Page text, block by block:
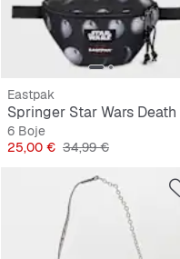
Eastpak
6 Boje
Cijena
25,00 € Originalna cijena
34,99 €